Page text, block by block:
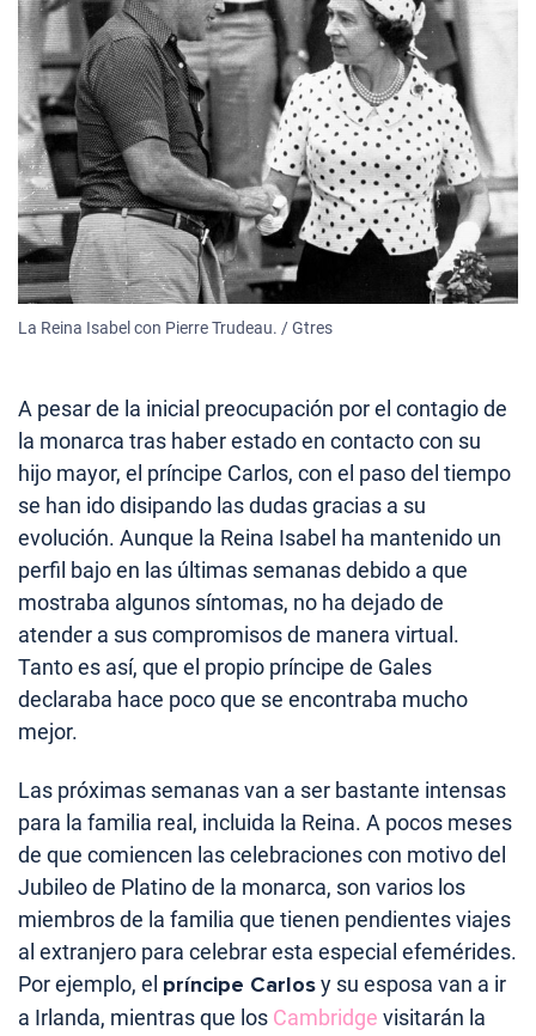
La Reina Isabel con Pierre Trudeau. / Gtres
A pesar de la inicial preocupación por el contagio de
la monarca tras haber estado en contacto con su
hijo mayor, el príncipe Carlos, con el paso del tiempo
se han ido disipando las dudas gracias a su
evolución. Aunque la Reina Isabel ha mantenido un
perfil bajo en las últimas semanas debido a que
mostraba algunos síntomas, no ha dejado de
atender a sus compromisos de manera virtual.
Tanto es así, que el propio príncipe de Gales
declaraba hace poco que se encontraba mucho
mejor.
Las próximas semanas van a ser bastante intensas
para la familia real, incluida la Reina. A pocos meses
de que comiencen las celebraciones con motivo del
Jubileo de Platino de la monarca, son varios los
miembros de la familia que tienen pendientes viajes
al extranjero para celebrar esta especial efemérides.
Por ejemplo, el príncipe Carlosy su esposa van a ir
a Irlanda, mientras que los Cambridge visitarán la